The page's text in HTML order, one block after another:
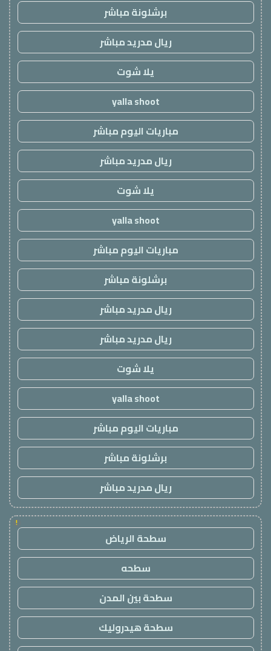
برشلونة مباشر
ريال مدريد مباشر
يلا شوت
yalla shoot
مباريات اليوم مباشر
ريال مدريد مباشر
يلا شوت
yalla shoot
مباريات اليوم مباشر
برشلونة مباشر
ريال مدريد مباشر
ريال مدريد مباشر
يلا شوت
yalla shoot
مباريات اليوم مباشر
برشلونة مباشر
ريال مدريد مباشر
!
سطحة الرياض
سطحه
سطحة بين المدن
سطحة هيدروليك